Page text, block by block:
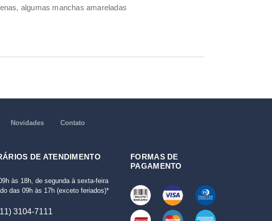
algumas manchas amareladas
Novidades Contato
DE ATENDIMENTO
às 18h, de segunda à sexta-feira
das 09h às 17h (exceto feriados)*
3104-7111
FORMAS DE
PAGAMENTO